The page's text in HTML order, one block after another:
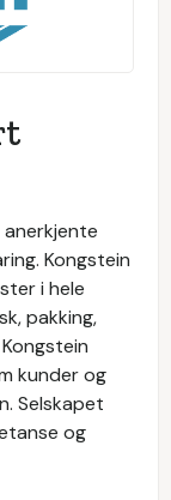
Kongstein
i hele
pakking,
kunder og
Selskapet
og